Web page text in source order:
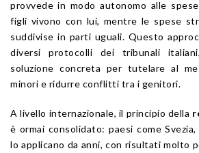
provvede in modo autonomo alle
figli vivono con lui, mentre le spese
suddivise in parti uguali. Questo
diversi protocolli dei tribunali
soluzione concreta per tutelare al
minori e ridurre conflitti tra i genitori.
A livello internazionale, il principio della
è ormai consolidato: paesi come
lo applicano da anni, con risultati molto